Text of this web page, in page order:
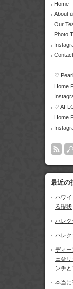
Home
About
Our
Photo
♡
Home
♡
Home
最近の
ハワ
る現状
ハレ
ハレ
ディ
ェ＠
ンチ
本当